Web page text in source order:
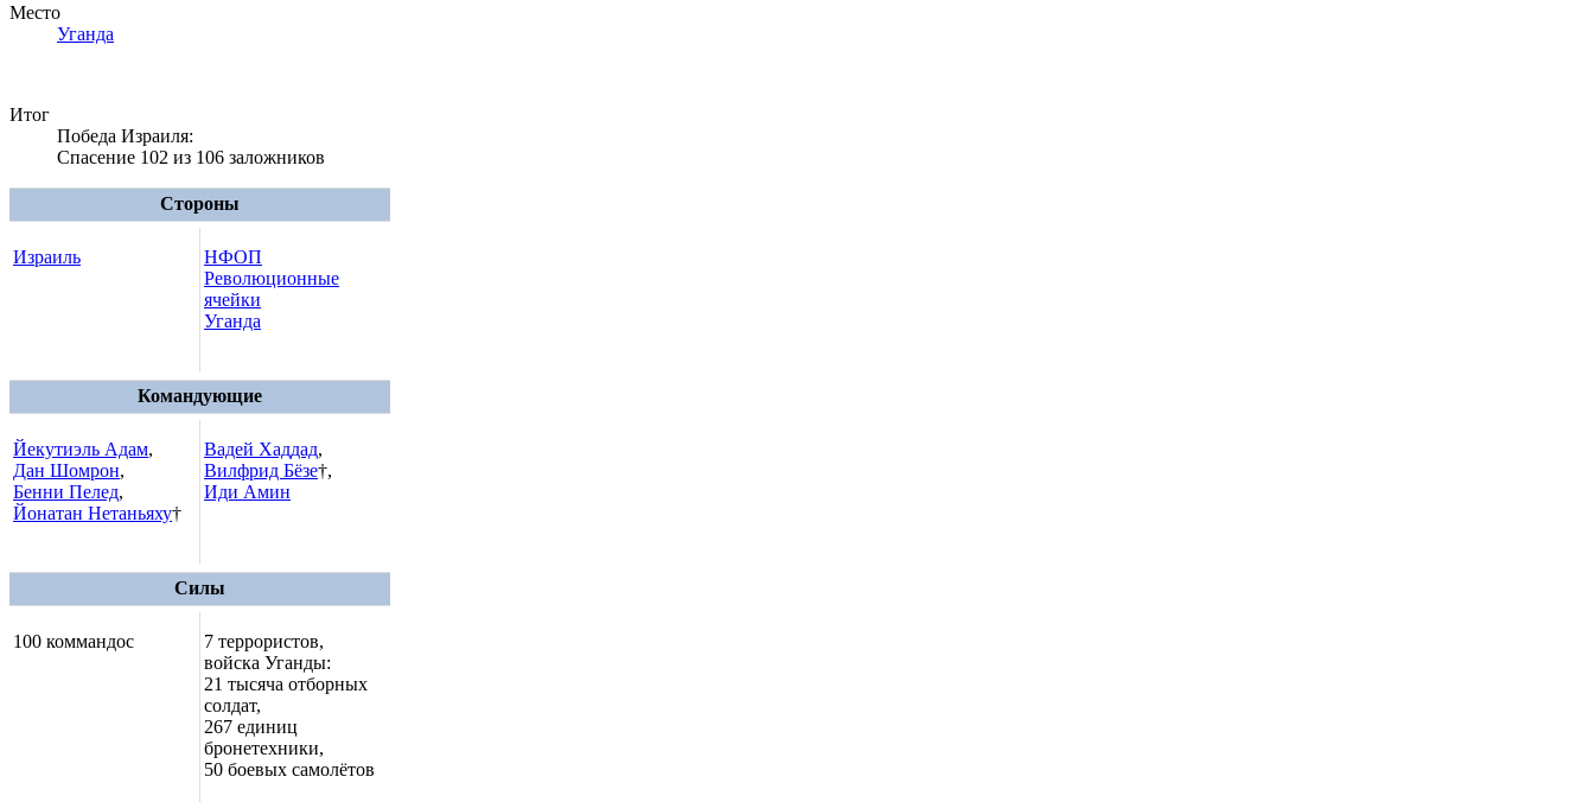
Место
Уганда
Итог
Победа Израиля:
Спасение 102 из 106 заложников
Стороны
Израиль
НФОП
Революционные
ячейки
Уганда
Командующие
Йекутиэль Адам,
Дан Шомрон,
Бенни Пелед,
Йонатан Нетаньяху†
Вадей Хаддад,
Вилфрид Бёзе†,
Иди Амин
Силы
100 коммандос
7 террористов,
войска Уганды:
21 тысяча отборных
солдат,
267 единиц
бронетехники,
50 боевых самолётов